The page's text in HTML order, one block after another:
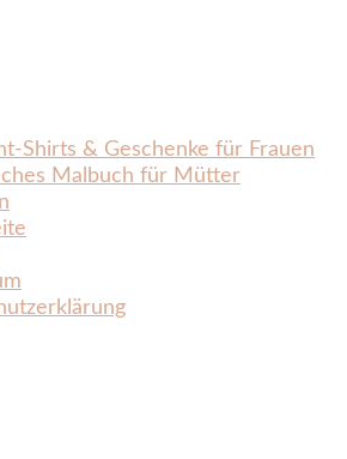
& Geschenke für Frauen
Malbuch für Mütter